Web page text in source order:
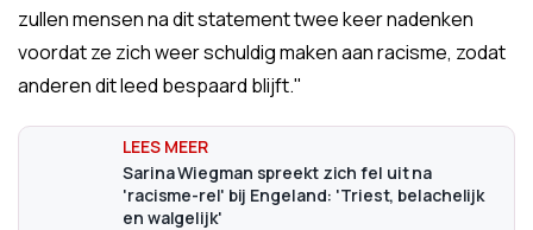
zullen mensen na dit statement twee keer nadenken
voordat ze zich weer schuldig maken aan racisme, zodat
anderen dit leed bespaard blijft."
Sarina Wiegman spreekt zich fel uit na
'racisme-rel' bij Engeland: 'Triest, belachelijk
en walgelijk'